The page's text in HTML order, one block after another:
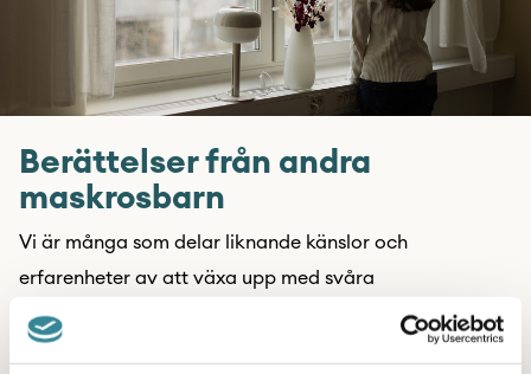
Berättelser från andra
maskrosbarn
Vi är många som delar liknande känslor och
erfarenheter av att växa upp med svåra
hemförhållanden. Här skriver både ungdomar och
vuxna om sina upplevelser av att växa upp med svåra